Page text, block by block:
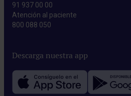
91 937 00 00
Atención al paciente
800 088 050
Descarga nuestra app